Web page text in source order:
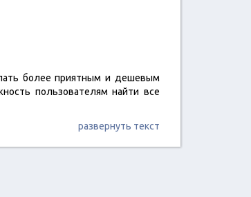
более приятным и дешевым
пользователям найти все
развернуть текст